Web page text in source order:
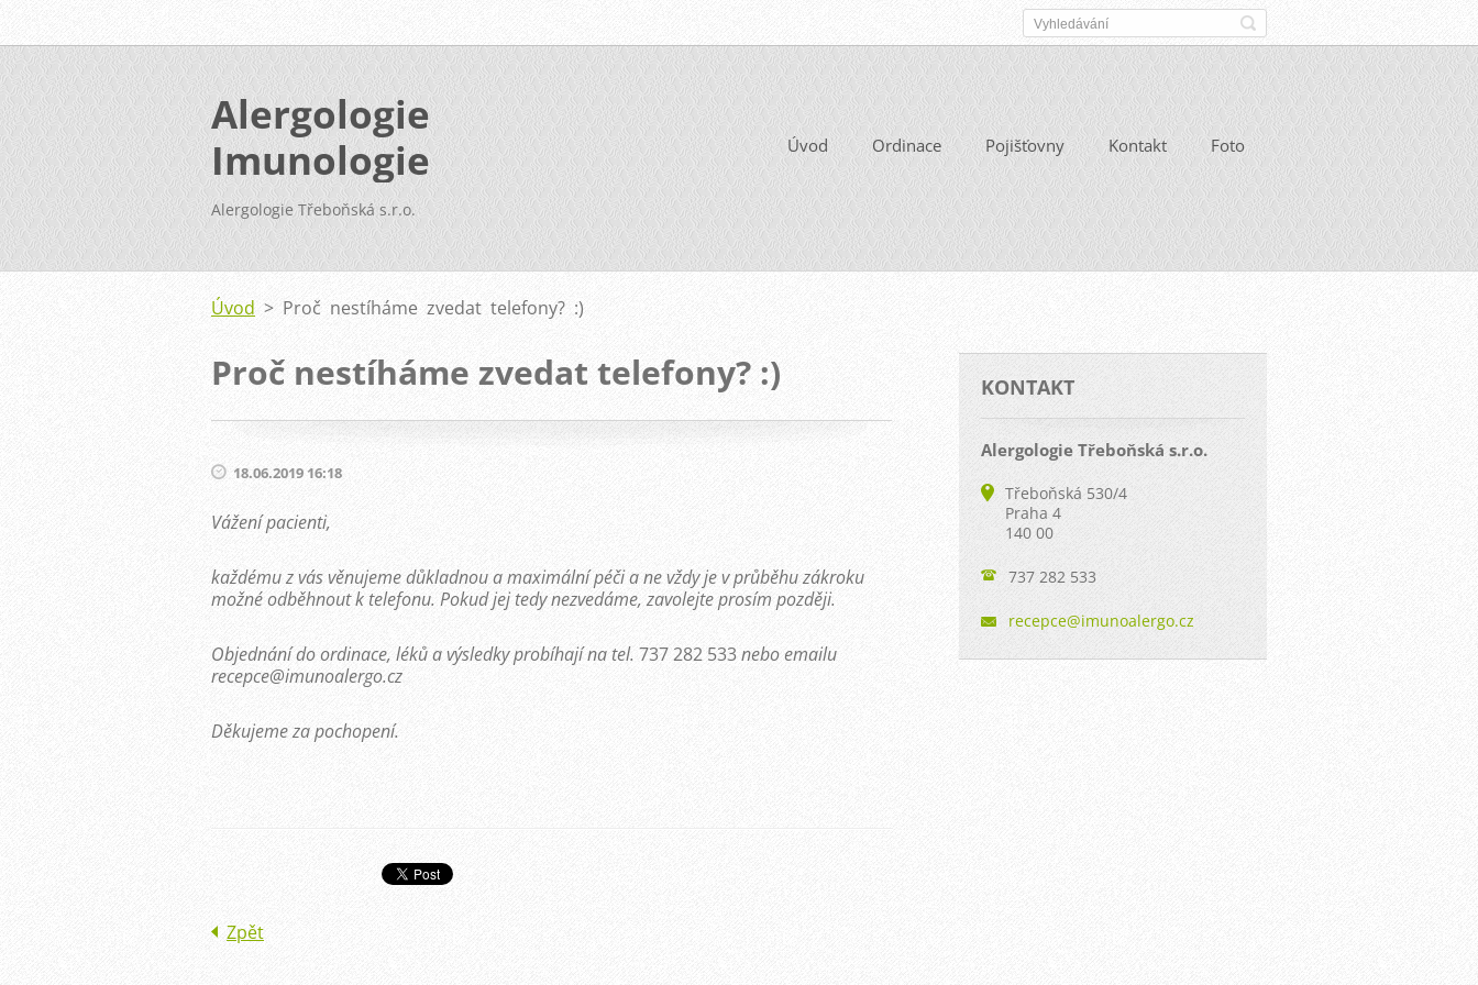
Alergologie
Imunologie
Alergologie Třeboňská s.r.o.
Úvod Ordinace Pojišťovny Kontakt Foto
Úvod > Proč nestíháme zvedat telefony? :)
Proč nestíháme zvedat telefony? :)
18.06.2019 16:18
Vážení pacienti,
každému z vás věnujeme důkladnou a maximální péči a ne vždy je v průběhu zákroku
možné odběhnout k telefonu. Pokud jej tedy nezvedáme, zavolejte prosím později.
Objednání do ordinace, léků a výsledky probíhají na tel. 737 282 533nebo emailu
recepce@imunoalergo.cz
Děkujeme za pochopení.
Zpět
KONTAKT
Alergologie Třeboňská s.r.o.
Třeboňská 530/4
Praha 4
140 00
737 282 533
recepce@imunoalergo.cz